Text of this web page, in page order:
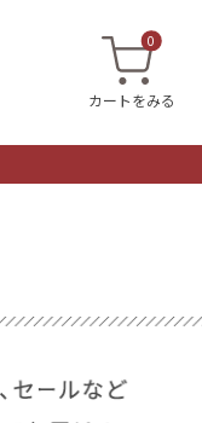
0
カートをみる